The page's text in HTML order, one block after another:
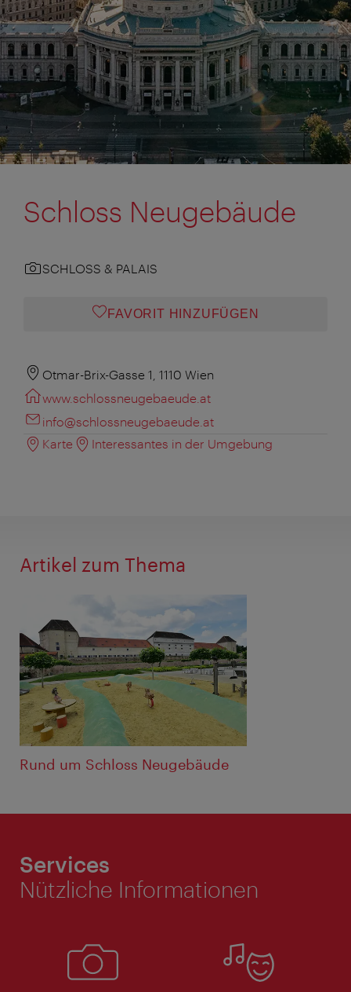
Schloss Neugebäude
SCHLOSS & PALAIS
FAVORIT HINZUFÜGEN
Otmar-Brix-Gasse 1, 1110 Wien
www.schlossneugebaeude.at
info@schlossneugebaeude.at
Karte
Interessantes in der Umgebung
Artikel zum Thema
Rund um Schloss Neugebäude
Services
Nützliche Informationen